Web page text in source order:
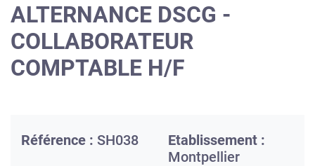
ALTERNANCE DSCG -
COLLABORATEUR
COMPTABLE H/F
Référence : SH038
Etablissement :
Montpellier